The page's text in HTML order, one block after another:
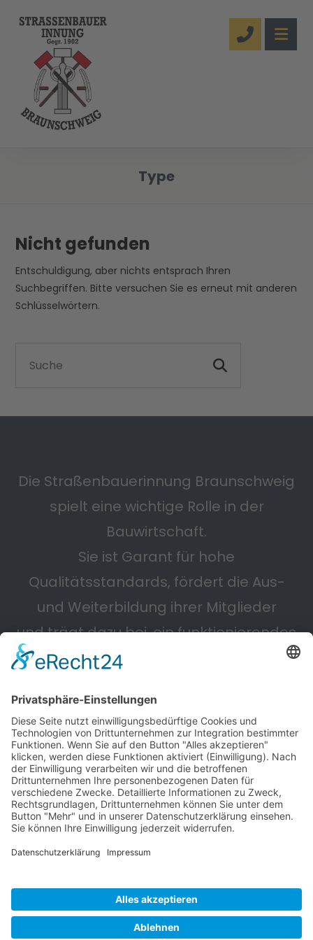
Type
Nicht gefunden
Entschuldigung, aber nichts entsprach Ihren
Suchbegriffen. Bitte versuchen Sie es erneut mit anderen
Schlüsselwörtern.
Die Straßenbauerinnung Braunschweig
spielt eine wichtige Rolle in der
Bauwirtschaft.
Sie ist Garant für hohe
Qualitätsstandards, fördert die Aus-
und Weiterbildung ihrer Mitglieder
und trägt dazu bei, ein funktionierendes
Straßennetz zu erhalten.
Powered by KIEWITZ D&H
Cookie-Einstellungen
Datenschutzerklärung